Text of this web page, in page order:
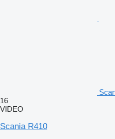
16
VIDEO
Scania R410